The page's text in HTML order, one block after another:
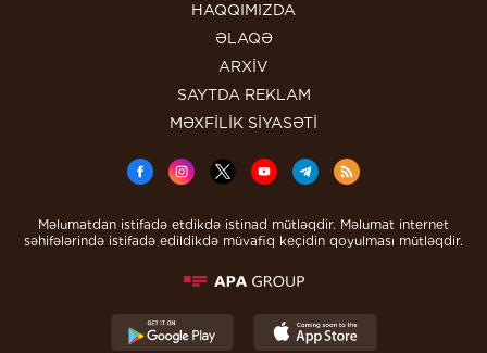
HAQQIMIZDA
ƏLAQƏ
ARXİV
SAYTDA REKLAM
MƏXFİLİK SİYASƏTİ
Məlumatdan istifadə etdikdə istinad mütləqdir. Məlumat internet
səhifələrində istifadə edildikdə müvafiq keçidin qoyulması mütləqdir.